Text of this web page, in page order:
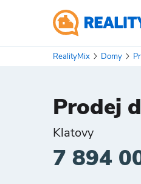
RealityMix Domy
Prodej
Klatovy
7 894